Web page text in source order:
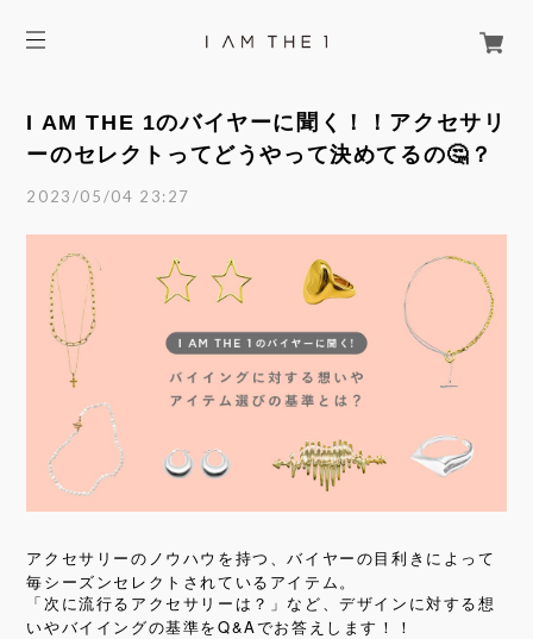
I AM THE 1のバイヤーに聞く！！アクセサリ
ーのセレクトってどうやって決めてるの🤔？
2023/05/04 23:27
アクセサリーのノウハウを持つ、バイヤーの目利きによって
毎シーズンセレクトされているアイテム。
「次に流行るアクセサリーは？」など、デザインに対する想
いやバイイングの基準を Q&A でお答えします！！